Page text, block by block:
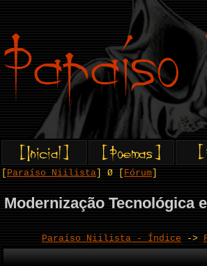
Paraíso Niilista ] Ø [ Fórum
Modernização Tecnológica
Paraíso Niilista - Índice ->